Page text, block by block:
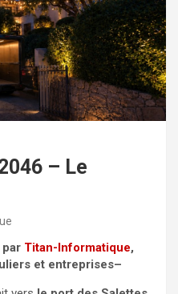
– Le
Titan-Informatique,
et entreprises–